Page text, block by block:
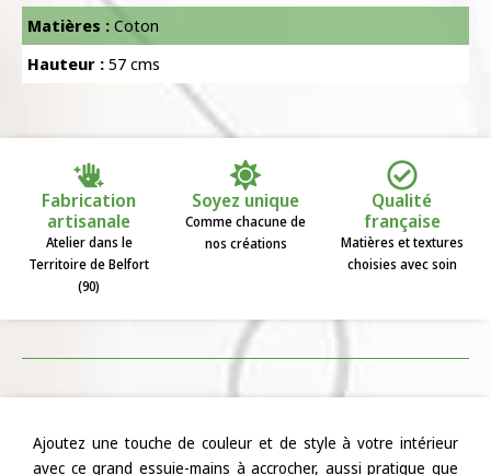
Matières : Coton
Hauteur : 57 cms
Fabrication
artisanale
Atelier dans le
Territoire de Belfort
(90)
Soyez unique
Comme chacune de
nos créations
Qualité
française
Matières et textures
choisies avec soin
Ajoutez une touche de couleur et de style à votre intérieur
avec ce grand essuie-mains à accrocher, aussi pratique que